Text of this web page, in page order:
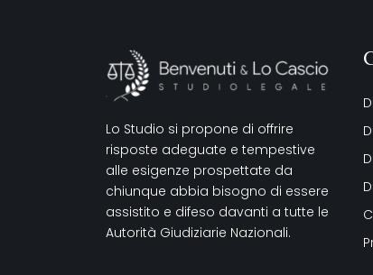
Lo Studio si propone di offrire
risposte adeguate e tempestive
alle esigenze prospettate da
chiunque abbia bisogno di essere
assistito e difeso davanti a tutte le
Autorità Giudiziarie Nazionali.